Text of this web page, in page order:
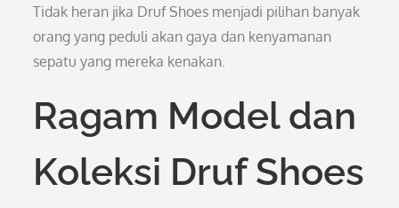
Tidak heran jika Druf Shoes menjadi pilihan banyak
orang yang peduli akan gaya dan kenyamanan
sepatu yang mereka kenakan.
Ragam Model dan
Koleksi Druf Shoes